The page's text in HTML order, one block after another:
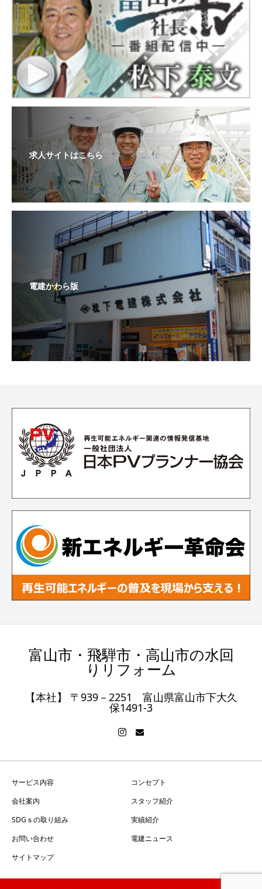
求人サイトはこちら
電建かわら版
富山市・飛騨市・高山市の水回
りリフォーム
【本社】 〒939－2251 富山県富山市下大久
保1491-3
サービス内容
コンセプト
会社案内
スタッフ紹介
SDGｓの取り組み
実績紹介
お問い合わせ
電建ニュース
サイトマップ